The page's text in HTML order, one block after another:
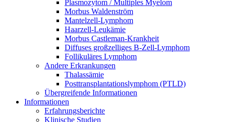
Plasmozytom / Multiples Myelom
Morbus Waldenström
Mantelzell-Lymphom
Haarzell-Leukämie
Morbus Castleman-Krankheit
Diffuses großzelliges B-Zell-Lymphom
Follikuläres Lymphom
Andere Erkrankungen
Thalassämie
Posttransplantationslymphom (PTLD)
Übergreifende Informationen
Informationen
Erfahrungsberichte
Klinische Studien